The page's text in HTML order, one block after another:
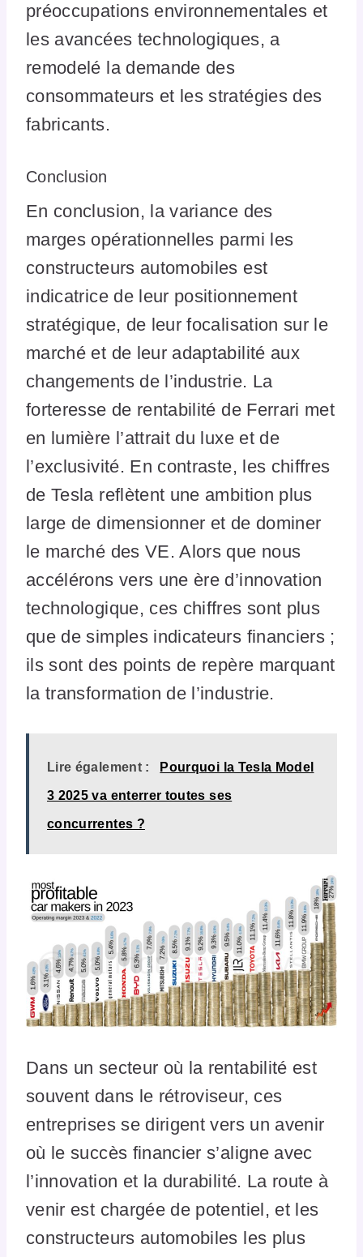
préoccupations environnementales et
les avancées technologiques, a
remodelé la demande des
consommateurs et les stratégies des
fabricants.
Conclusion
En conclusion, la variance des
marges opérationnelles parmi les
constructeurs automobiles est
indicatrice de leur positionnement
stratégique, de leur focalisation sur le
marché et de leur adaptabilité aux
changements de l’industrie. La
forteresse de rentabilité de Ferrari met
en lumière l’attrait du luxe et de
l’exclusivité. En contraste, les chiffres
de Tesla reflètent une ambition plus
large de dimensionner et de dominer
le marché des VE. Alors que nous
accélérons vers une ère d’innovation
technologique, ces chiffres sont plus
que de simples indicateurs financiers ;
ils sont des points de repère marquant
la transformation de l’industrie.
Lire également : Pourquoi la Tesla Model
3 2025 va enterrer toutes ses
concurrentes ?
Dans un secteur où la rentabilité est
souvent dans le rétroviseur, ces
entreprises se dirigent vers un avenir
où le succès financier s’aligne avec
l’innovation et la durabilité. La route à
venir est chargée de potentiel, et les
constructeurs automobiles les plus